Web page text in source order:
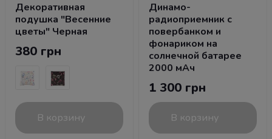
Декоративная
подушка "Весенние
цветы" Черная
380 грн
В корзину
Динамо-
радиоприемник с
повербанком и
фонариком на
солнечной батарее
2000 мАч
1 300 грн
В корзину